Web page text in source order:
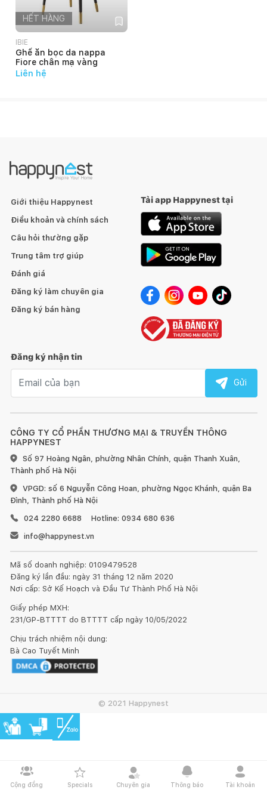
Cộng đồng Specials Chuyên gia Thông báo Tài khoản
Loại
Sản
Phẩm
Gỗ sồi
veneer sồi
Giường
khung, đố,
vai, nan đầu
ngăn kéo (nếu
đuôi giường
hoặc gỗ tự
nhiên
HẾT HÀNG
IBIE
Ghế ăn bọc da nappa
Fiore chân mạ vàng
Liên hệ
CÔNG TY CỔ PHẦN THƯƠNG MẠI & TRUYỀN THÔNG
HAPPYNEST
Số 97 Hoàng Ngân, phường Nhân Chính, quận Thanh Xuân,
Thành phố Hà Nội
VPGD: số 6 Nguyễn Công Hoan, phường Ngọc Khánh, quận Ba
Đình, Thành phố Hà Nội
024 2280 6688
Hotline: 0934 680 636
info@happynest.vn
Mã số doanh nghiệp: 0109479528
Đăng ký lần đầu: ngày 31 tháng 12 năm 2020
Nơi cấp: Sở Kế Hoạch và Đầu Tư Thành Phố Hà Nội
Giấy phép MXH:
231/GP-BTTTT do BTTTT cấp ngày 10/05/2022
Chịu trách nhiệm nội dung:
Bà Cao Tuyết Minh
Giới thiệu Happynest
Điều khoản và chính sách
Câu hỏi thường gặp
Trung tâm trợ giúp
Đánh giá
Đăng ký làm chuyên gia
Đăng ký bán hàng
Tải app Happynest tại
Đăng ký nhận tin
Gửi
© 2021 Happynest